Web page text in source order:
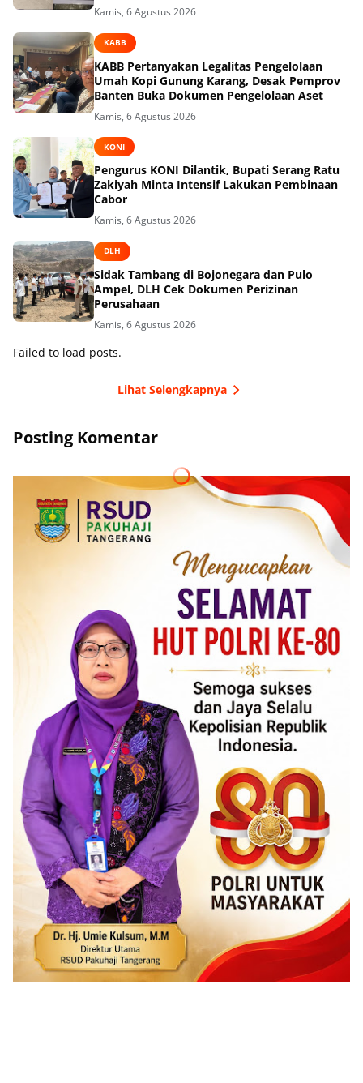
Kamis, 6 Agustus 2026
KABB
KABB Pertanyakan Legalitas Pengelolaan
Umah Kopi Gunung Karang, Desak Pemprov
Banten Buka Dokumen Pengelolaan Aset
Kamis, 6 Agustus 2026
KONI
Pengurus KONI Dilantik, Bupati Serang Ratu
Zakiyah Minta Intensif Lakukan Pembinaan
Cabor
Kamis, 6 Agustus 2026
DLH
Sidak Tambang di Bojonegara dan Pulo
Ampel, DLH Cek Dokumen Perizinan
Perusahaan
Kamis, 6 Agustus 2026
Failed to load posts.
Lihat Selengkapnya
Posting Komentar